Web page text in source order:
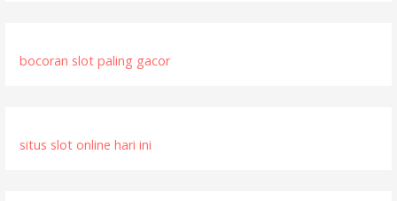
bocoran slot paling gacor
situs slot online hari ini